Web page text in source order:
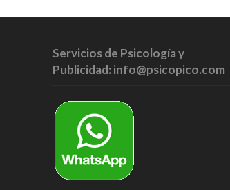
Servicios de Psicología y
Publicidad: info@psicopico.com